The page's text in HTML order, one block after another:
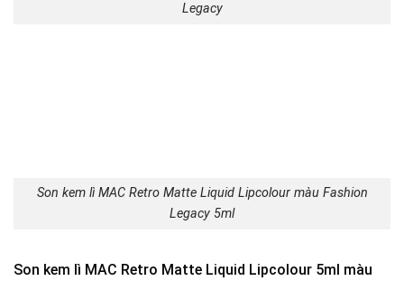
Legacy
Son kem lì MAC Retro Matte Liquid Lipcolour màu Fashion
Legacy 5ml
Son kem lì MAC Retro Matte Liquid Lipcolour 5ml màu